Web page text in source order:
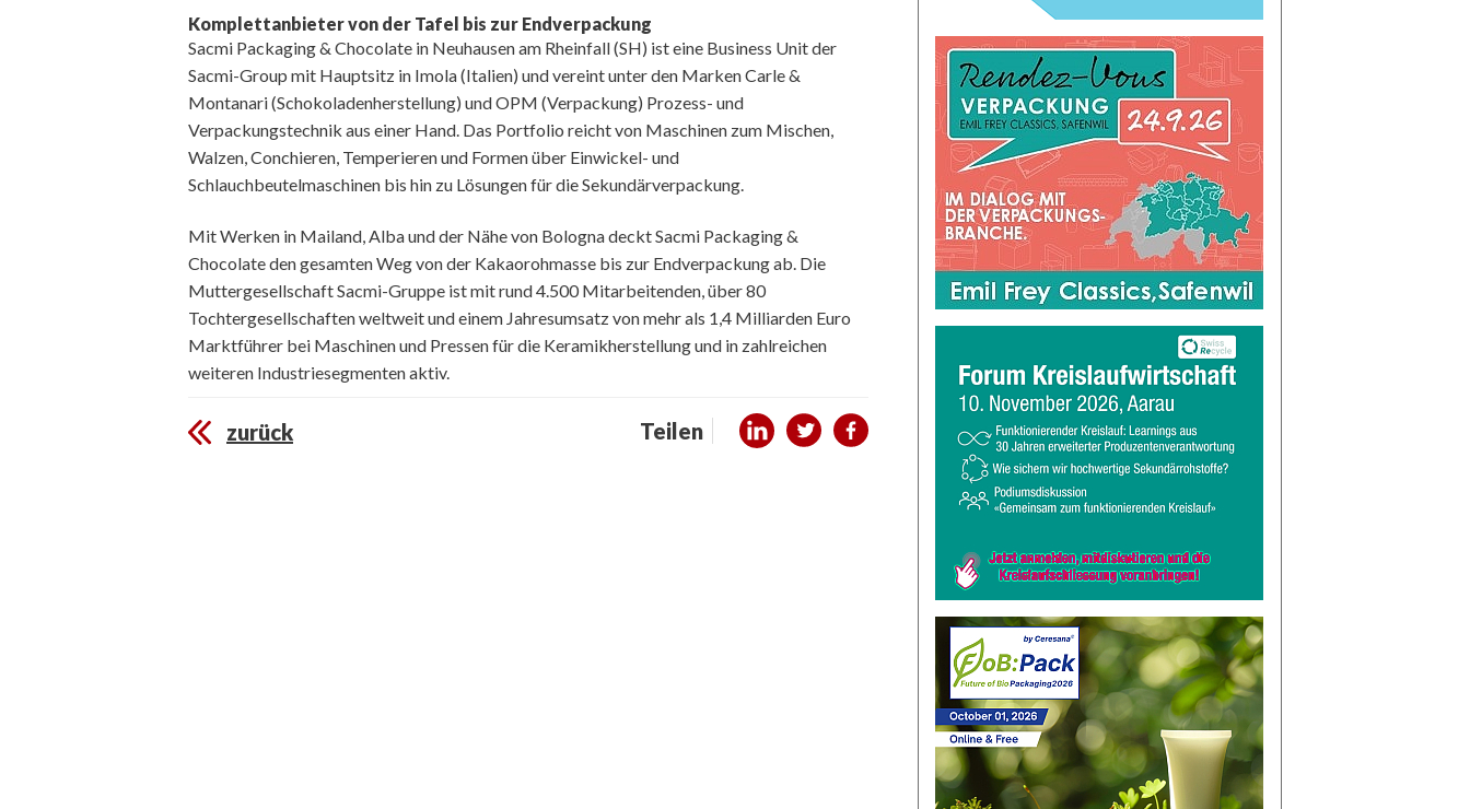
Komplettanbieter von der Tafel bis zur Endverpackung
Sacmi Packaging & Chocolate in Neuhausen am Rheinfall (SH) ist eine Business Unit der
Sacmi-Group mit Hauptsitz in Imola (Italien) und vereint unter den Marken Carle &
Montanari (Schokoladenherstellung) und OPM (Verpackung) Prozess- und
Verpackungstechnik aus einer Hand. Das Portfolio reicht von Maschinen zum Mischen,
Walzen, Conchieren, Temperieren und Formen über Einwickel- und
Schlauchbeutelmaschinen bis hin zu Lösungen für die Sekundärverpackung.
Mit Werken in Mailand, Alba und der Nähe von Bologna deckt Sacmi Packaging &
Chocolate den gesamten Weg von der Kakaorohmasse bis zur Endverpackung ab. Die
Muttergesellschaft Sacmi-Gruppe ist mit rund 4.500 Mitarbeitenden, über 80
Tochtergesellschaften weltweit und einem Jahresumsatz von mehr als 1,4 Milliarden Euro
Marktführer bei Maschinen und Pressen für die Keramikherstellung und in zahlreichen
weiteren Industriesegmenten aktiv.
zurück Teilen